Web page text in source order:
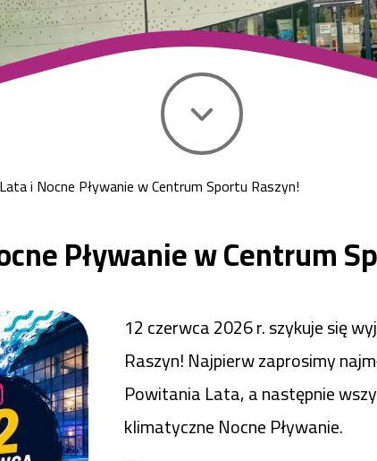
i Nocne Pływanie w Centrum Sportu Raszyn!
Pływanie w Centrum
12 czerwca 2026 r. szykuje się
Raszyn! Najpierw zaprosimy
Powitania Lata, a następnie
klimatyczne Nocne Pływanie.